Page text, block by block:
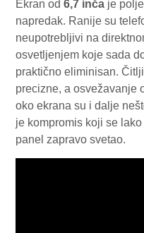
Ekran od6,7 inča je
napredak. Ranije su
neupotrebljivi na
osvetljenjem koje sada
praktično eliminisan.
precizne, a osvežavanje
oko ekrana su i dalje
je kompromis koji se
panel zapravo svetao.